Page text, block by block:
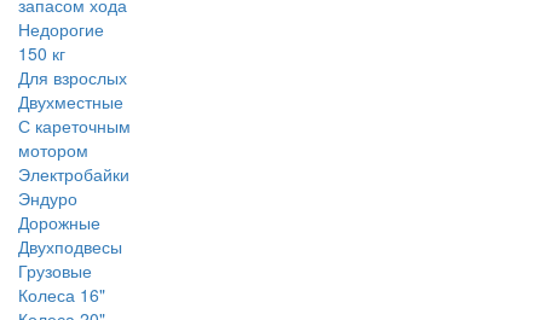
Недорогие
150 кг
Для взрослых
Двухместные
С кареточным
мотором
Электробайки
Эндуро
Дорожные
Двухподвесы
Грузовые
Колеса 16"